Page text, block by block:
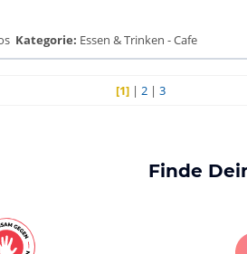
Kategorie: Essen & Trinken - Cafe
[1] |2 |3
Finde